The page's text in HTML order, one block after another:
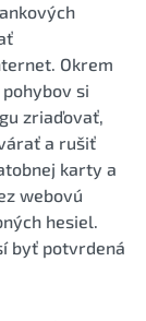
Okrem
si
zriaďovať,
a rušiť
karty a
webovú
hesiel.
byť potvrdená